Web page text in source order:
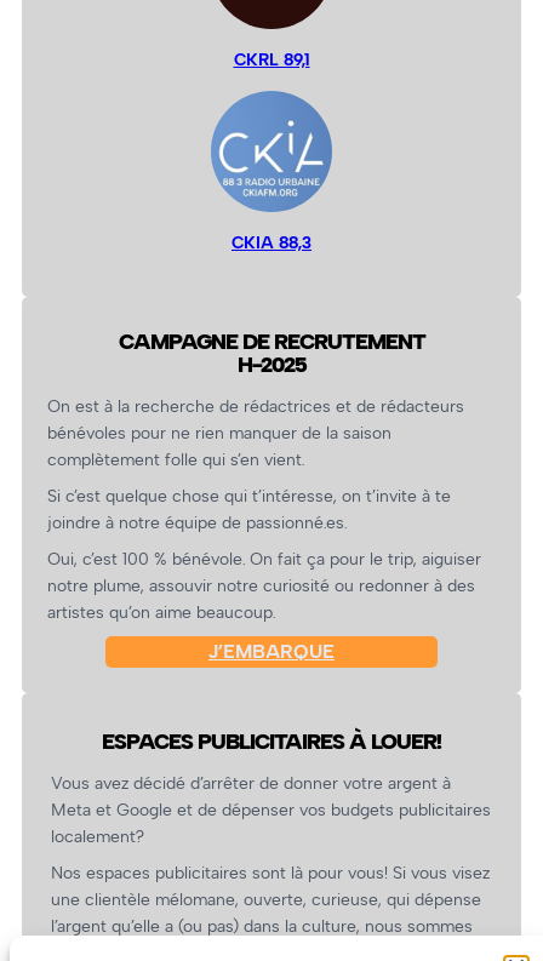
CKRL 89,1
CKIA 88,3
CAMPAGNE DE RECRUTEMENT
H-2025
On est à la recherche de rédactrices et de rédacteurs
bénévoles pour ne rien manquer de la saison
complètement folle qui s’en vient.
Si c’est quelque chose qui t’intéresse, on t’invite à te
joindre à notre équipe de passionné.es.
Oui, c’est 100 % bénévole. On fait ça pour le trip, aiguiser
notre plume, assouvir notre curiosité ou redonner à des
artistes qu’on aime beaucoup.
J’EMBARQUE
ESPACES PUBLICITAIRES À LOUER!
Vous avez décidé d’arrêter de donner votre argent à
Meta et Google et de dépenser vos budgets publicitaires
localement?
Nos espaces publicitaires sont là pour vous! Si vous visez
une clientèle mélomane, ouverte, curieuse, qui dépense
l’argent qu’elle a (ou pas) dans la culture, nous sommes